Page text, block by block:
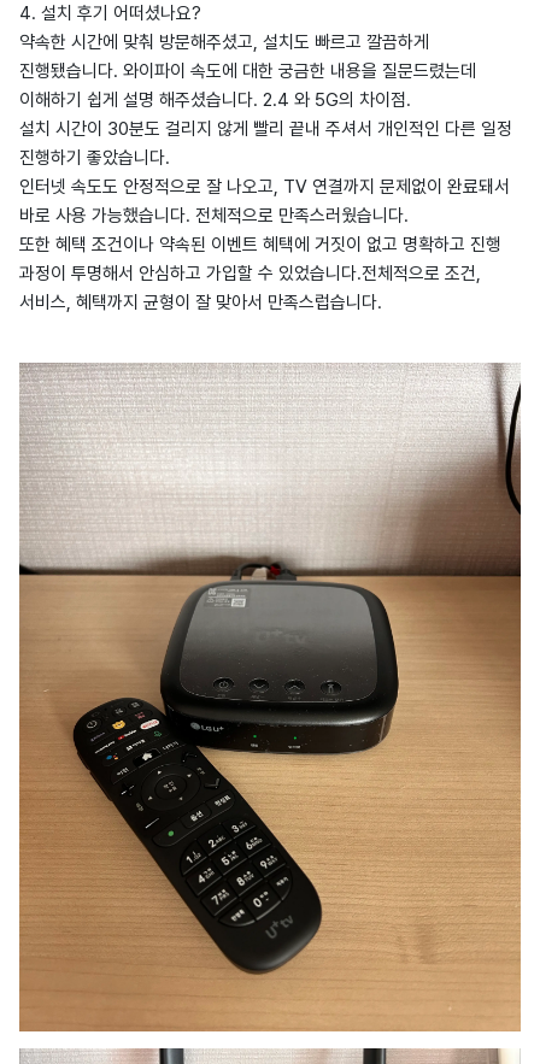
4. 설치 후기 어떠셨나요?
약속한 시간에 맞춰 방문해주셨고, 설치도 빠르고 깔끔하게
진행됐습니다. 와이파이 속도에 대한 궁금한 내용을 질문드렸는데
이해하기 쉽게 설명 해주셨습니다. 2.4 와 5G의 차이점.
설치 시간이 30분도 걸리지 않게 빨리 끝내 주셔서 개인적인 다른 일정
진행하기 좋았습니다.
인터넷 속도도 안정적으로 잘 나오고, TV 연결까지 문제없이 완료돼서
바로 사용 가능했습니다. 전체적으로 만족스러웠습니다.
또한 혜택 조건이나 약속된 이벤트 혜택에 거짓이 없고 명확하고 진행
과정이 투명해서 안심하고 가입할 수 있었습니다.전체적으로 조건,
서비스, 혜택까지 균형이 잘 맞아서 만족스럽습니다.